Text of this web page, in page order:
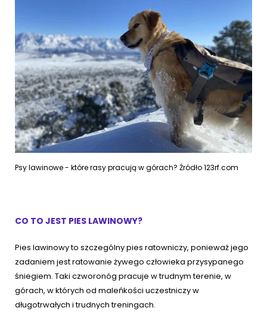
Psy lawinowe - które rasy pracują w górach? Źródło 123rf.com
CO TO JEST PIES LAWINOWY?
Pies lawinowy to szczególny pies ratowniczy, ponieważ jego
zadaniem jest ratowanie żywego człowieka przysypanego
śniegiem. Taki czworonóg pracuje w trudnym terenie, w
górach, w których od maleńkości uczestniczy w
długotrwałych i trudnych treningach.